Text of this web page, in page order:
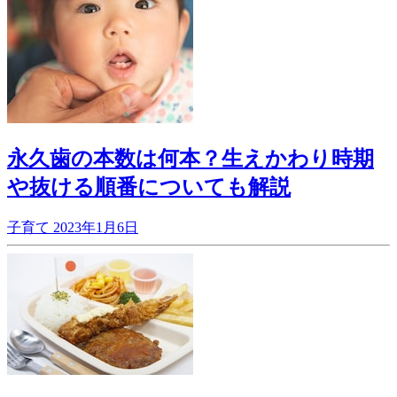
永久歯の本数は何本？生えかわり時期
や抜ける順番についても解説
子育て 2023年1月6日